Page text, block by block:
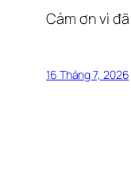
Cảm ơn vì
16 Tháng 7, 2026